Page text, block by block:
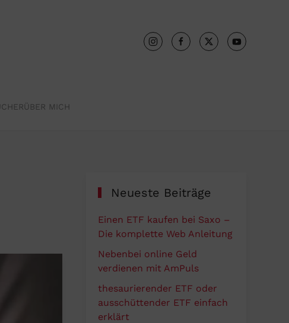
ÜBER MICH
Neueste Beiträge
Einen ETF kaufen bei Saxo –
Die komplette Web Anleitung
Nebenbei online Geld
verdienen mit AmPuls
thesaurierender ETF oder
ausschüttender ETF einfach
erklärt